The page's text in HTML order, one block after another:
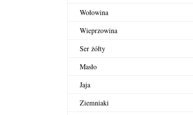
Wołowina
Wieprzowina
Ser żółty
Masło
Jaja
Ziemniaki